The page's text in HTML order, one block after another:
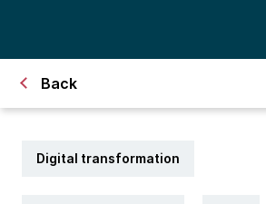
Back
Digital transformation